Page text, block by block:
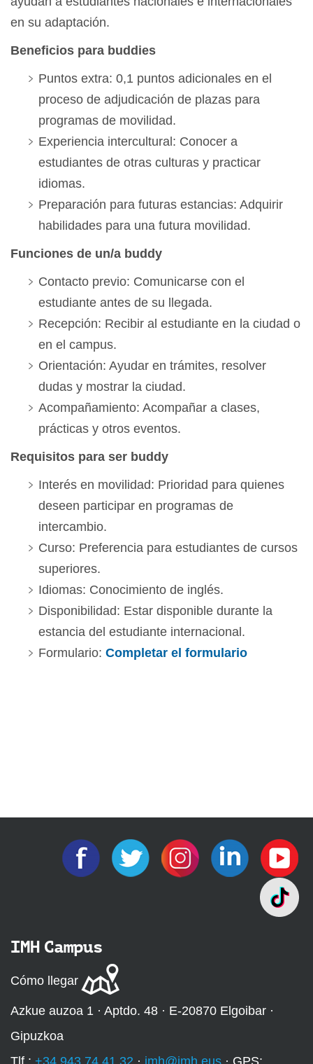
en su adaptación.
Beneficios para buddies
Puntos extra: 0,1 puntos adicionales en el
proceso de adjudicación de plazas para
programas de movilidad.
Experiencia intercultural: Conocer a
estudiantes de otras culturas y practicar
idiomas.
Preparación para futuras estancias: Adquirir
habilidades para una futura movilidad.
Funciones de un/a buddy
Contacto previo: Comunicarse con el
estudiante antes de su llegada.
Recepción: Recibir al estudiante en la ciudad o
en el campus.
Orientación: Ayudar en trámites, resolver
dudas y mostrar la ciudad.
Acompañamiento: Acompañar a clases,
prácticas y otros eventos.
Requisitos para ser buddy
Interés en movilidad: Prioridad para quienes
deseen participar en programas de
intercambio.
Curso: Preferencia para estudiantes de cursos
superiores.
Idiomas: Conocimiento de inglés.
Disponibilidad: Estar disponible durante la
estancia del estudiante internacional.
Formulario: Completar el formulario
IMH Campus
Cómo llegar
Azkue auzoa 1 · Aptdo. 48 · E-20870 Elgoibar ·
Gipuzkoa
Tlf.: +34 943 74 41 32 · imh@imh.eus · GPS: